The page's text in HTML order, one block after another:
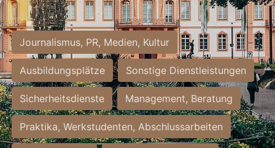
Journalismus, PR, Medien, Kultur
Ausbildungsplätze Sonstige Dienstleistungen
Sicherheitsdienste Management, Beratung
Praktika, Werkstudenten, Abschlussarbeiten